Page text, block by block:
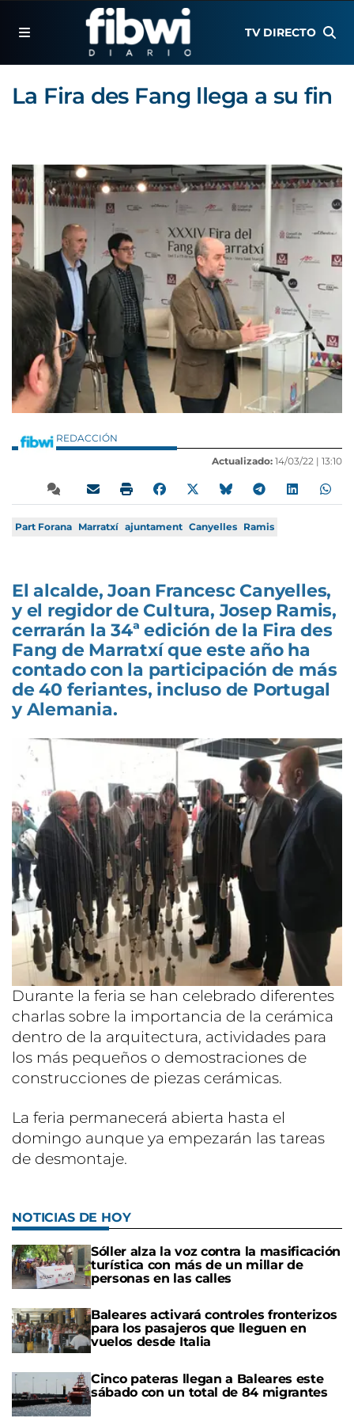
TV DIRECTO
La Fira des Fang llega a su fin
REDACCIÓN
Actualizado: 14/03/22 | 13:10
Part Forana Marratxí ajuntament Canyelles Ramis
El alcalde, Joan Francesc Canyelles,
y el regidor de Cultura, Josep Ramis,
cerrarán la 34ª edición de la Fira des
Fang de Marratxí que este año ha
contado con la participación de más
de 40 feriantes, incluso de Portugal
y Alemania.
Durante la feria se han celebrado diferentes
charlas sobre la importancia de la cerámica
dentro de la arquitectura, actividades para
los más pequeños o demostraciones de
construcciones de piezas cerámicas.
La feria permanecerá abierta hasta el
domingo aunque ya empezarán las tareas
de desmontaje.
NOTICIAS DE HOY
Sóller alza la voz contra la masificación
turística con más de un millar de
personas en las calles
Baleares activará controles fronterizos
para los pasajeros que lleguen en
vuelos desde Italia
Cinco pateras llegan a Baleares este
sábado con un total de 84 migrantes